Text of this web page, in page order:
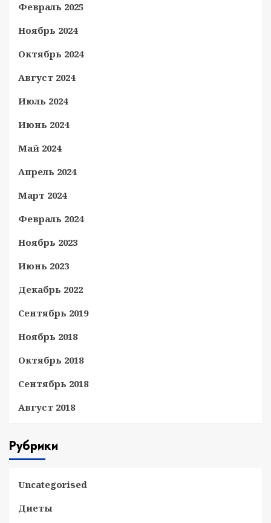
Февраль 2025
Ноябрь 2024
Октябрь 2024
Август 2024
Июль 2024
Июнь 2024
Май 2024
Апрель 2024
Март 2024
Февраль 2024
Ноябрь 2023
Июнь 2023
Декабрь 2022
Сентябрь 2019
Ноябрь 2018
Октябрь 2018
Сентябрь 2018
Август 2018
Рубрики
Uncategorised
Диеты